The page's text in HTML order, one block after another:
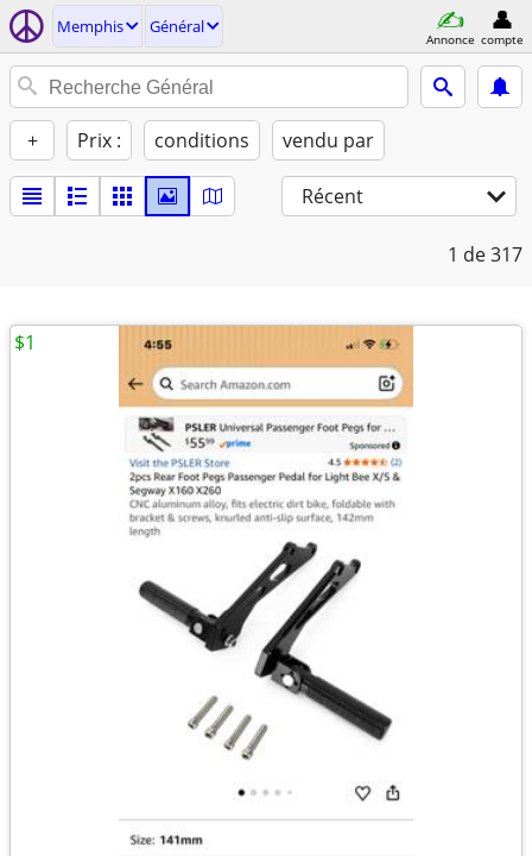
Memphis Général
Annonce compte
+ Prix : conditions vendu par
Récent
1 de 317
$1